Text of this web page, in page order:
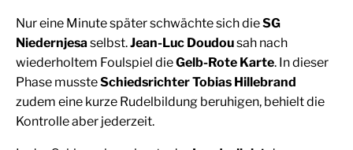
Nur eine Minute später schwächte sich dieSG
Niedernjesaselbst.Jean-Luc Doudousah nach
wiederholtem Foulspiel dieGelb-Rote Karte. In dieser
Phase mussteSchiedsrichter Tobias Hillebrand
zudem eine kurze Rudelbildung beruhigen, behielt die
Kontrolle aber jederzeit.